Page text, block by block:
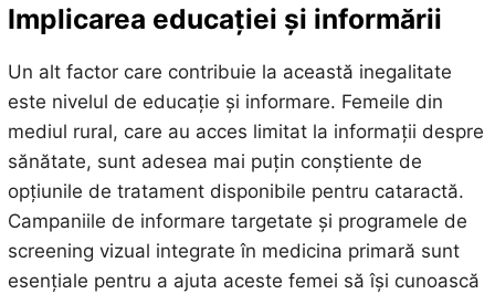
Implicarea educației și informării
Un alt factor care contribuie la această inegalitate
este nivelul de educație și informare. Femeile din
mediul rural, care au acces limitat la informații despre
sănătate, sunt adesea mai puțin conștiente de
opțiunile de tratament disponibile pentru cataractă.
Campaniile de informare targetate și programele de
screening vizual integrate în medicina primară sunt
esențiale pentru a ajuta aceste femei să își cunoască